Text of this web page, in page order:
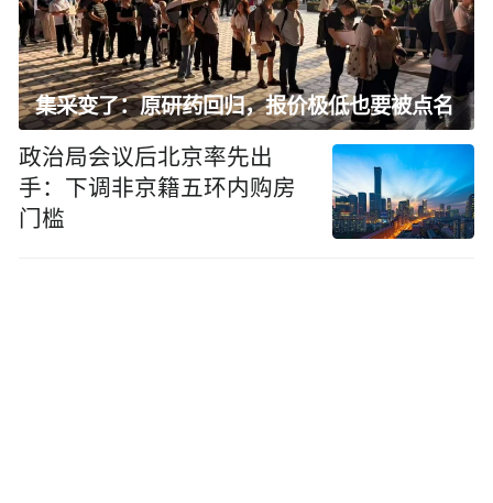
集采变了：原研药回归，报价极低也要被点名
政治局会议后北京率先出
手：下调非京籍五环内购房
门槛